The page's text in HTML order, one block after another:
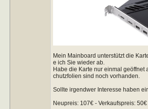
Mein Mainboard unterstützt die
e ich Sie wieder ab.
Habe die Karte nur einmal geöffnet
chutzfolien sind noch vorhanden.
Sollte irgendwer Interesse haben
Neupreis: 107€ - Verkaufspreis: 50€